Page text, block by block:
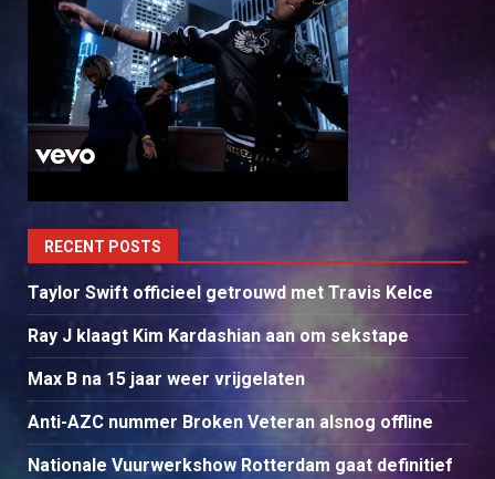
RECENT POSTS
Taylor Swift officieel getrouwd met Travis Kelce
Ray J klaagt Kim Kardashian aan om sekstape
Max B na 15 jaar weer vrijgelaten
Anti-AZC nummer Broken Veteran alsnog offline
Nationale Vuurwerkshow Rotterdam gaat definitief